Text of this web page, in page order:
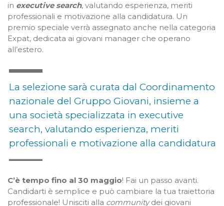
in executive search, valutando esperienza, meriti
professionali e motivazione alla candidatura. Un
premio speciale verrà assegnato anche nella categoria
Expat, dedicata ai giovani manager che operano
all’estero.
La selezione sarà curata dal Coordinamento
nazionale del Gruppo Giovani, insieme a
una società specializzata in executive
search, valutando esperienza, meriti
professionali e motivazione alla candidatura
C’è tempo fino al 30 maggio! Fai un passo avanti.
Candidarti è semplice e può cambiare la tua traiettoria
professionale! Unisciti alla communitydei giovani